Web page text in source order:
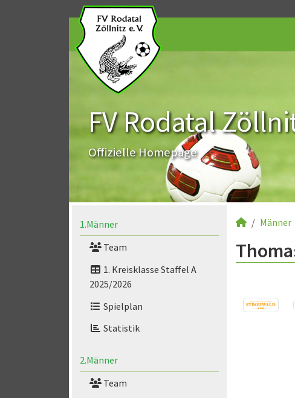
FV Rodatal
Offizielle Homepage
1.Männer
Team
1. Kreisklasse Staffel A
2025/2026
Spielplan
Statistik
2.Männer
Team
Männer